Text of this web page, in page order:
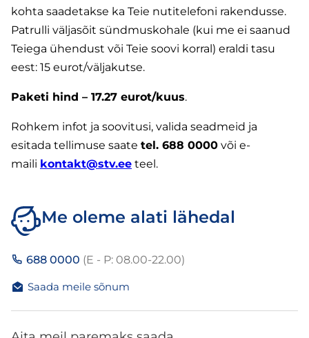
Kontaktid
Uudised
kohta saadetakse ka Teie nutitelefoni rakendusse.
Patrulli väljasõit sündmuskohale (kui me ei saanud
Teiega ühendust või Teie soovi korral) eraldi tasu
eest: 15 eurot/väljakutse.
Paketi hind – 17.27 eurot/kuus.
Rohkem infot ja soovitusi, valida seadmeid ja
esitada tellimuse saate tel. 688 0000 või e-
maili kontakt@stv.ee teel.
Me oleme alati lähedal
688 0000 (E - P: 08.00-22.00)
Saada meile sõnum